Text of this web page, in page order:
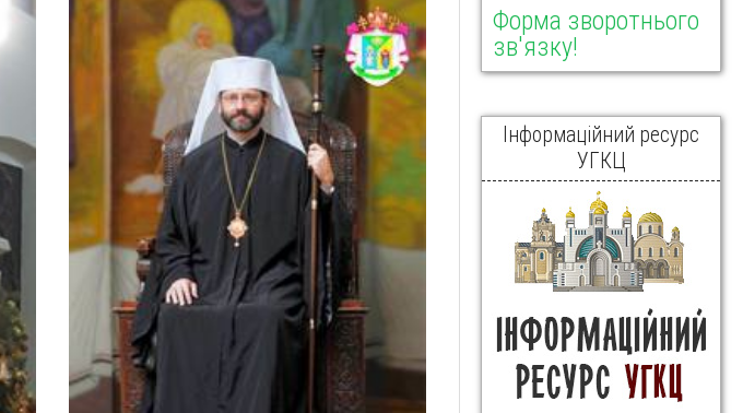
Форма зворотнього
зв'язку!
Інформаційний ресурс
УГКЦ